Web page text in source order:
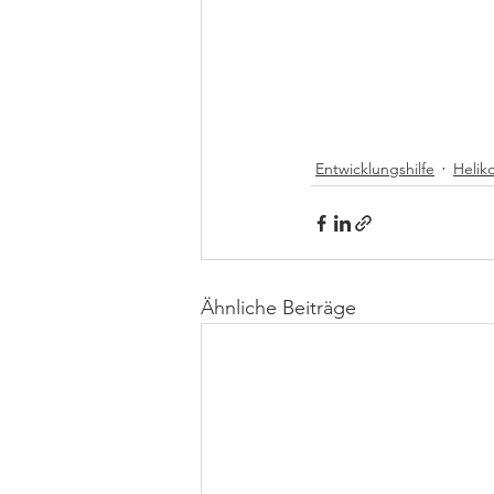
Entwicklungshilfe
Ähnliche Beiträge